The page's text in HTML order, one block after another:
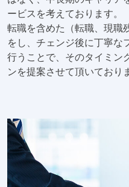
ービスを考えております。
転職を含めた（転職、現職
をし、チェンジ後に丁寧な
行うことで、そのタイミン
ンを提案させて頂いており